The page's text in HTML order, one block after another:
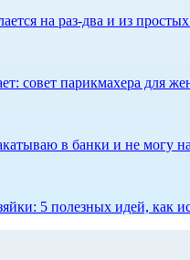
на раз-два и из
совет парикмахера для
в банки и не могу
5 полезных идей, как